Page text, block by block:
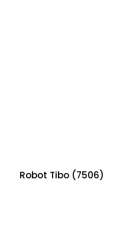
Robot Tibo (7506)